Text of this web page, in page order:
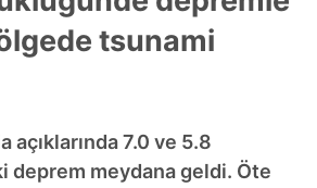
tsunami
açıklarında 7.0 ve 5.8
deprem meydana geldi. Öte